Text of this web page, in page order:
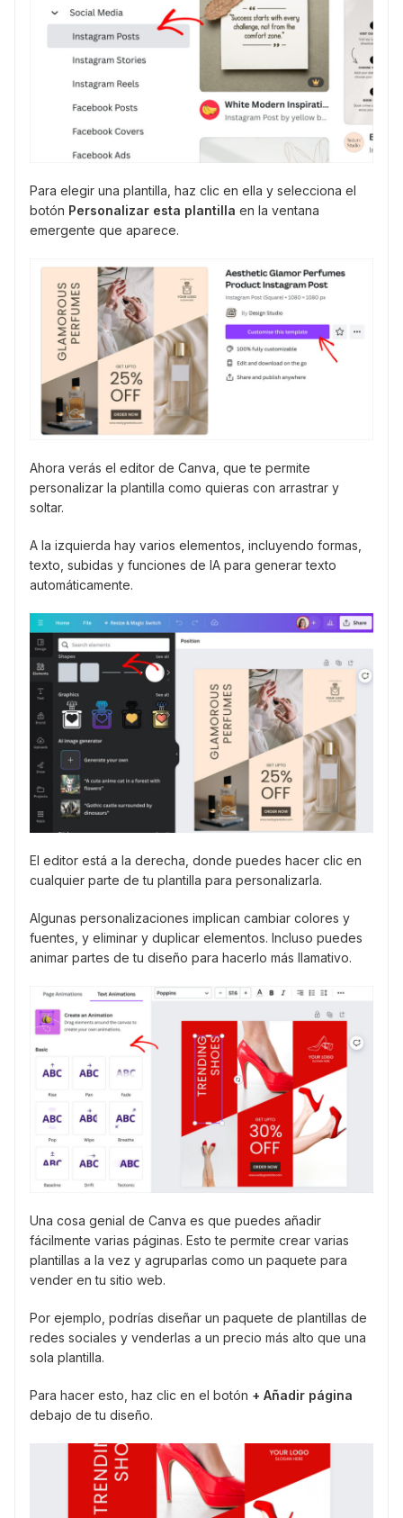
Para elegir una plantilla, haz clic en ella y selecciona el
botón Personalizar esta plantilla en la ventana
emergente que aparece.
Ahora verás el editor de Canva, que te permite
personalizar la plantilla como quieras con arrastrar y
soltar.
A la izquierda hay varios elementos, incluyendo formas,
texto, subidas y funciones de IA para generar texto
automáticamente.
El editor está a la derecha, donde puedes hacer clic en
cualquier parte de tu plantilla para personalizarla.
Algunas personalizaciones implican cambiar colores y
fuentes, y eliminar y duplicar elementos. Incluso puedes
animar partes de tu diseño para hacerlo más llamativo.
Una cosa genial de Canva es que puedes añadir
fácilmente varias páginas. Esto te permite crear varias
plantillas a la vez y agruparlas como un paquete para
vender en tu sitio web.
Por ejemplo, podrías diseñar un paquete de plantillas de
redes sociales y venderlas a un precio más alto que una
sola plantilla.
Para hacer esto, haz clic en el botón + Añadir página
debajo de tu diseño.